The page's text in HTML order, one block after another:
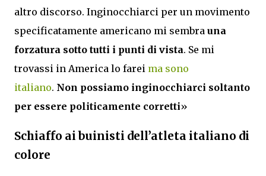
altro discorso. Inginocchiarci per un movimento
specificatamente americano mi sembra una
forzatura sotto tutti i punti di vista. Se mi
trovassi in America lo farei ma sono
italiano. Non possiamo inginocchiarci soltanto
per essere politicamente corretti»
Schiaffo ai buinisti dell’atleta italiano di
colore